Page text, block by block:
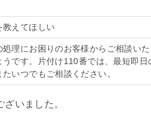
教えてほしい
処理にお困りのお客様からご相談い
うです。片付け110番では、最短即
いつでもご相談ください。
いました。